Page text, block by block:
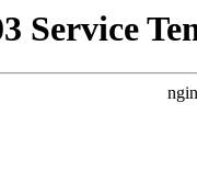
Service